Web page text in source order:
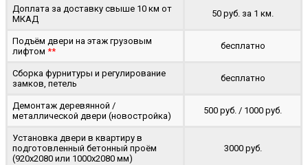
Доплата за доставку свыше 10 км от
МКАД
50 руб. за 1 км.
Подъём двери на этаж грузовым
лифтом **
бесплатно
Сборка фурнитуры и регулирование
замков, петель
бесплатно
Демонтаж деревянной /
металлической двери (новостройка)
500 руб. / 1000 руб.
Установка двери в квартиру в
подготовленный бетонный проём
(920x2080 или 1000x2080 мм)
3000 руб.